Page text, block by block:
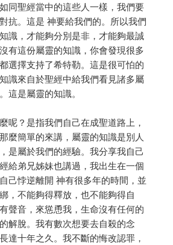
同聖經當中的這些人一樣，我們要
抗。這是 神要給我們的。所以我們
識，才能夠分別是非，才能夠最誠
有這份屬靈的知識，你會發現很多
選擇支持了希特勒。這是很可怕的
識來自於聖經中給我們看見諸多屬
這是屬靈的知識。
呢？是指我們自己在成聖道路上，
麼簡單的來講，屬靈的知識是別人
是屬於我們的經驗。我分享我自己
給弟兄姊妹也講過，我出生在一個
己悖逆離開 神有很多年的時間，並
，不能夠得釋放，也不能夠得自
聲音，來慫恿我，生命沒有任何的
解脫。我有數次想要去自殺的念
達十年之久。我不斷的悔改認罪，